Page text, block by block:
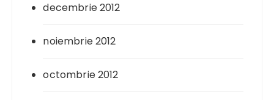
decembrie 2012
noiembrie 2012
octombrie 2012